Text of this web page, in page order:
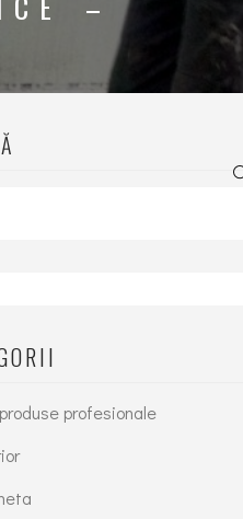
profesionale